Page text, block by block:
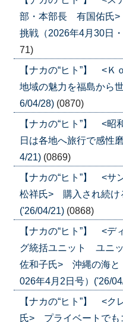
部・本部長 有国佑氏>
挑戦（2026年4月30日
71)
【ナカの“ヒト”】 <
地域の魅力を福島から
6/04/28) (0870)
【ナカの“ヒト”】 <
日は各地へ旅行で感性
4/21) (0869)
【ナカの“ヒト”】 <
松祥氏> 購入され続け
('26/04/21) (0868)
【ナカの“ヒト”】 <
グ統括ユニット ユニ
佐和子氏> 沖縄の海と
026年4月2日号）('26/
【ナカの“ヒト”】 <
氏> プライベートでも